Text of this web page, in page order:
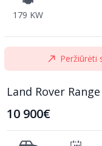
179 KW
Peržiūrėti
Land Rover
10 900€